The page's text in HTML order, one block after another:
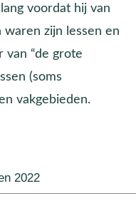
voordat hij van
waren zijn lessen en
van “de grote
(soms
vakgebieden.
2022